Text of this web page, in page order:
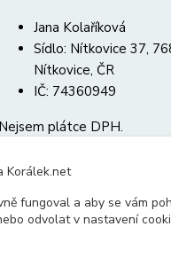
Jana Kolaříková
Sídlo: Nítkovice 37,
Nítkovice, ČR
IČ: 74360949
Nejsem plátce DPH.
Korálek.net
fungoval a aby se vám
odvolat v nastavení